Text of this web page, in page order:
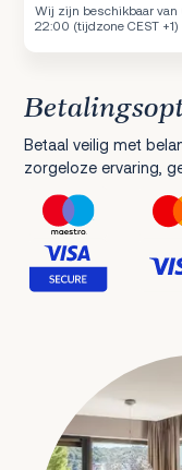
Wij zijn beschikbaar
22:00 (tijdzone CEST +1)
Betaal veilig met
zorgeloze ervaring,